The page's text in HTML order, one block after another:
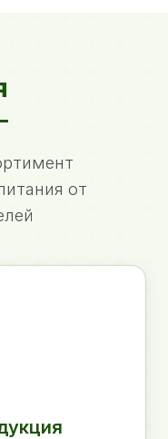
от